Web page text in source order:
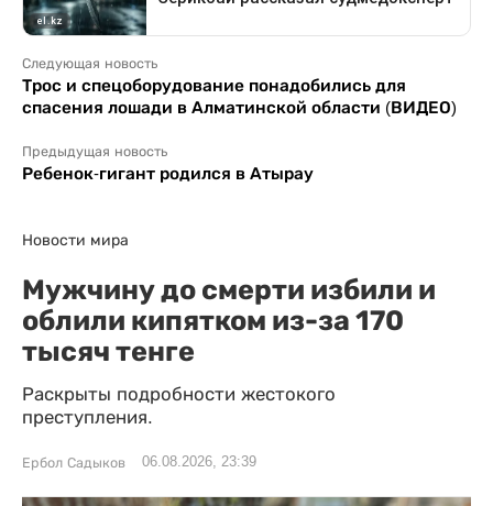
Следующая новость
Трос и спецоборудование понадобились для
спасения лошади в Алматинской области (ВИДЕО)
Предыдущая новость
Ребенок-гигант родился в Атырау
Новости мира
Мужчину до смерти избили и
облили кипятком из-за 170
тысяч тенге
Раскрыты подробности жестокого
преступления.
Ербол Садыков 06.08.2026, 23:39